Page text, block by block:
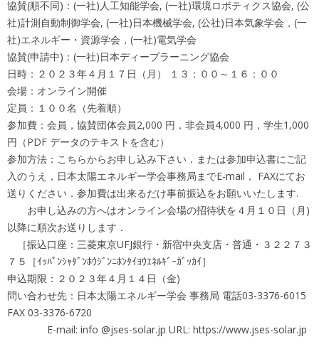
協賛(順不同)：(一社)人工知能学会, (一社)環境ロボティクス協会, (公
社)計測自動制御学会, (一社)日本機械学会, (公社)日本気象学会，(一
社)エネルギー・資源学会，(一社)電気学会
協賛(申請中)：(一社)日本ディープラーニング協会
日時：２０２３年４月１７日（月） １３：００～１６：００
会場：オンライン開催
定員：１００名（先着順）
参加費：会員，協賛団体会員2,000 円，非会員4,000 円，学生1,000
円（PDF データのテキストを含む）
参加方法：こちらからお申し込み下さい．または参加申込書にご記
入のうえ，日本太陽エネルギー学会事務局までE-mail， FAXにてお
送りください．参加費は出来るだけ事前振込をお願いいたします.
お申し込みの方へはオンライン会場の招待状を４月１０日（月)
以降に順次お送りします．
［振込口座：三菱東京UFJ銀行・新宿中央支店・普通・３２２７３
７５［ｲｯﾊﾟﾝｼｬﾀﾞﾝﾎｳｼﾞﾝﾆﾎﾝﾀｲﾖｳｴﾈﾙｷﾞｰｶﾞｯｶｲ］
申込期限：２０２３年４月１４日（金)
問い合わせ先：日本太陽エネルギー学会 事務局 電話03-3376-6015
FAX 03-3376-6720
E-mail: info @jses-solar.jp URL: https://www.jses-solar.jp